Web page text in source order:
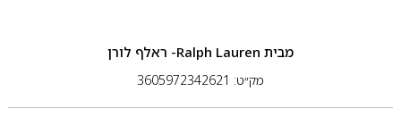
מבית Ralph Lauren- ראלף לורן
מק״ט: 3605972342621